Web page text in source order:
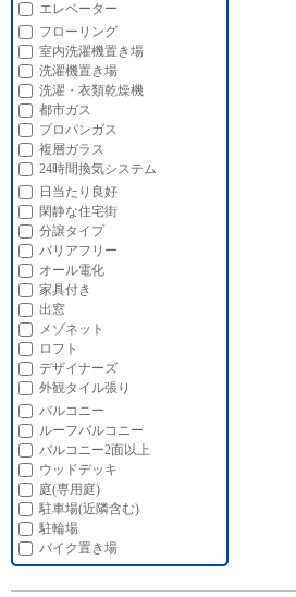
エレベーター
フローリング
室内洗濯機置き場
洗濯機置き場
洗濯・衣類乾燥機
都市ガス
プロパンガス
複層ガラス
24時間換気システム
日当たり良好
閑静な住宅街
分譲タイプ
バリアフリー
オール電化
家具付き
出窓
メゾネット
ロフト
デザイナーズ
外観タイル張り
バルコニー
ルーフバルコニー
バルコニー2面以上
ウッドデッキ
庭(専用庭)
駐車場(近隣含む)
駐輪場
バイク置き場